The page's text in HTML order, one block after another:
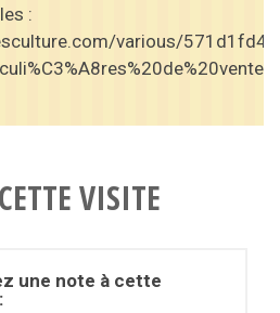
:
various/
VISITE
une note à cette